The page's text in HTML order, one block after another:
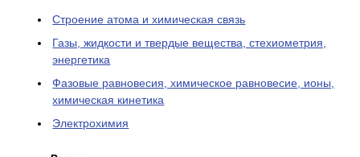
Cтроение атома и химическая связь
Газы, жидкости и твердые вещества, стехиометрия,
энергетика
Фазовые равновесия, химическое равновесие, ионы,
химическая кинетика
Электрохимия